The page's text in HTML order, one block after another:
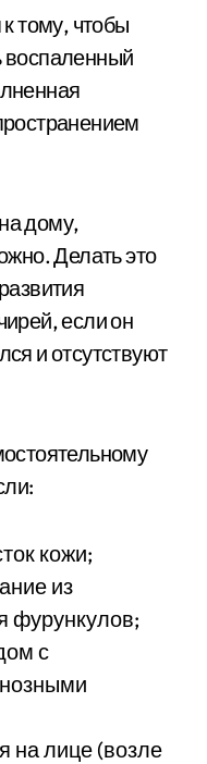
тому, чтобы
воспаленный
дому,
Делать это
если он
и отсутствуют
кожи;
из
фурункулов;
с
на лице (возле